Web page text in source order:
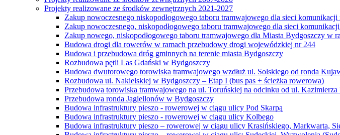
Projekty realizowane ze środków zewnętrznych 2021-2027
Zakup nowoczesnego niskopodłogowego taboru tramwajowego dla sieci
Zakup nowoczesnego, niskopodłogowego taboru tramwajowego dla sieci
Zakup nowego, niskopodłogowego taboru tramwajowego dla Miasta Bydgoszczy
Budowa drogi dla rowerów w ramach przebudowy drogi wojewódzkiej nr 244
Budowa i przebudowa dróg gminnych na terenie miasta Bydgoszczy
Rozbudowa pętli Las Gdański w Bydgoszczy
Budowa dwutorowego torowiska tramwajowego wzdłuż ul. Solskiego od ronda
Rozbudowa ul. Nakielskiej w Bydgoszczy – Etap I (bus pas + ścieżka rowerowa)
Przebudowa torowiska tramwajowego na ul. Toruńskiej na odcinku od ul.
Przebudowa ronda Jagiellonów w Bydgoszczy
Budowa infrastruktury pieszo - rowerowej w ciągu ulicy Pod Skarpą
Budowa infrastruktury pieszo - rowerowej w ciągu ulicy Kolbego
Budowa infrastruktury pieszo – rowerowej w ciągu ulicy Krasińskiego, Markwarta,